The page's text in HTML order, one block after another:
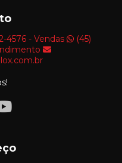
4576 - Vendas
(45)